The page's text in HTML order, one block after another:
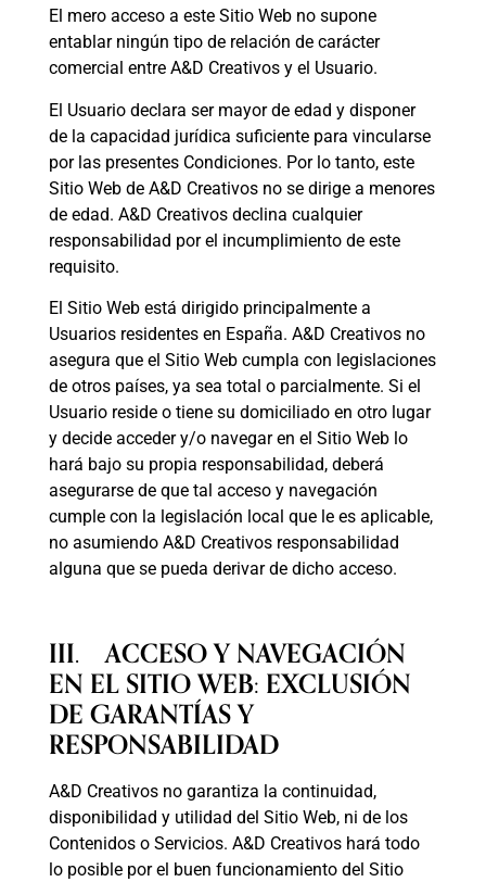
El mero acceso a este Sitio Web no supone
entablar ningún tipo de relación de carácter
comercial entre A&D Creativos y el Usuario.
El Usuario declara ser mayor de edad y disponer
de la capacidad jurídica suficiente para vincularse
por las presentes Condiciones. Por lo tanto, este
Sitio Web de A&D Creativos no se dirige a menores
de edad. A&D Creativos declina cualquier
responsabilidad por el incumplimiento de este
requisito.
El Sitio Web está dirigido principalmente a
Usuarios residentes en España. A&D Creativos no
asegura que el Sitio Web cumpla con legislaciones
de otros países, ya sea total o parcialmente. Si el
Usuario reside o tiene su domiciliado en otro lugar
y decide acceder y/o navegar en el Sitio Web lo
hará bajo su propia responsabilidad, deberá
asegurarse de que tal acceso y navegación
cumple con la legislación local que le es aplicable,
no asumiendo A&D Creativos responsabilidad
alguna que se pueda derivar de dicho acceso.
III. ACCESO Y NAVEGACIÓN
EN EL SITIO WEB: EXCLUSIÓN
DE GARANTÍAS Y
RESPONSABILIDAD
A&D Creativos no garantiza la continuidad,
disponibilidad y utilidad del Sitio Web, ni de los
Contenidos o Servicios. A&D Creativos hará todo
lo posible por el buen funcionamiento del Sitio